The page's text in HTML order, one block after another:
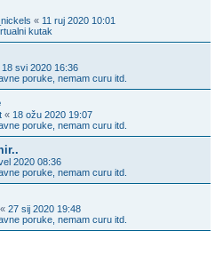
« 11 ruj 2020 10:01
kutak
18 svi 2020 16:36
poruke, nemam curu itd.
« 18 ožu 2020 19:07
poruke, nemam curu itd.
2020 08:36
poruke, nemam curu itd.
« 27 sij 2020 19:48
poruke, nemam curu itd.